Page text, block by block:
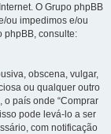
O Grupo phpBB
ou impedimos e/ou
phpBB, consulte:
obscena, vulgar,
ou qualquer outro
país onde “Comprar
pode levá-lo a ser
com notificação